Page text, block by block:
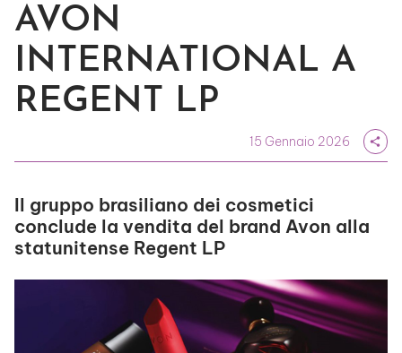
AVON
INTERNATIONAL A
REGENT LP
15 Gennaio 2026 share
Il gruppo brasiliano dei cosmetici
conclude la vendita del brand Avon alla
statunitense Regent LP